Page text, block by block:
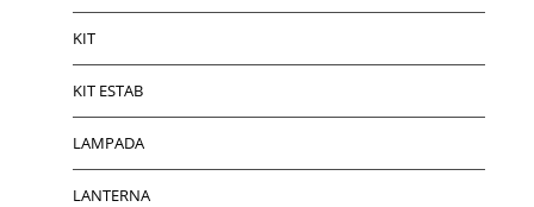
KIT
KIT ESTAB
LAMPADA
LANTERNA